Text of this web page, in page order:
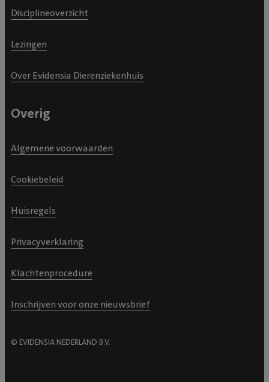
Disciplineoverzicht
Lezingen
Over Evidensia Dierenziekenhuis
Overig
Algemene voorwaarden
Cookiebeleid
Huisregels
Privacyverklaring
Klachtenprocedure
Inschrijven voor onze nieuwsbrief
© EVIDENSIA NEDERLAND B.V.